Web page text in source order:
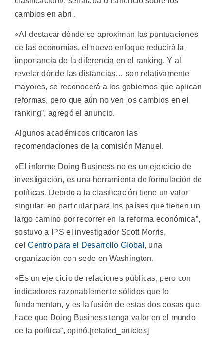
cambios en abril.
«Al destacar dónde se aproximan las puntuaciones
de las economías, el nuevo enfoque reducirá la
importancia de la diferencia en el ranking. Y al
revelar dónde las distancias… son relativamente
mayores, se reconocerá a los gobiernos que aplican
reformas, pero que aún no ven los cambios en el
ranking”, agregó el anuncio.
Algunos académicos criticaron las
recomendaciones de la comisión Manuel.
«El informe Doing Business no es un ejercicio de
investigación, es una herramienta de formulación de
políticas. Debido a la clasificación tiene un valor
singular, en particular para los países que tienen un
largo camino por recorrer en la reforma económica”,
sostuvo a IPS el investigador Scott Morris,
delCentro para el Desarrollo Global , una
organización con sede en Washington.
«Es un ejercicio de relaciones públicas, pero con
indicadores razonablemente sólidos que lo
fundamentan, y es la fusión de estas dos cosas que
hace que Doing Business tenga valor en el mundo
de la política”, opinó.[related_articles]